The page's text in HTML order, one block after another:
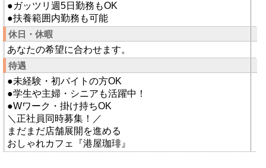
●ガッツリ週5日勤務もOK
●扶養範囲内勤務も可能
休日・休暇
あなたの希望に合わせます。
待遇
●未経験・初バイトの方OK
●学生や主婦・シニアも活躍中！
●Wワーク・掛け持ちOK
＼正社員同時募集！／
まだまだ店舗展開を進める
おしゃれカフェ『港屋珈琲』